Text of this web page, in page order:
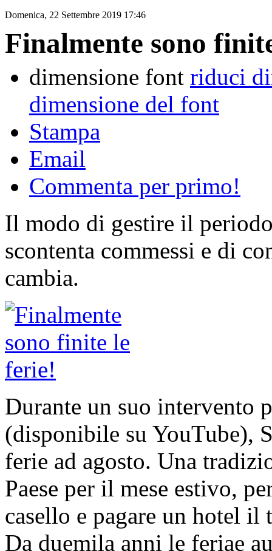
Domenica, 22 Settembre 2019 17:46
Finalmente sono
dimensione font riduci
dimensione del font
Stampa
Email
Commenta per primo!
Il modo di gestire il
scontenta commessi e di
cambia.
Durante un suo intervento
(disponibile su YouTube),
ferie ad agosto. Una
Paese per il mese estivo,
casello e pagare un hotel
Da duemila anni le feriae